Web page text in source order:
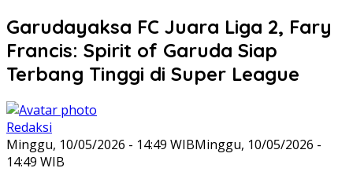
Garudayaksa FC Juara Liga 2, Fary
Francis: Spirit of Garuda Siap
Terbang Tinggi di Super League
Redaksi
Minggu, 10/05/2026 - 14:49 WIBMinggu, 10/05/2026 -
14:49 WIB